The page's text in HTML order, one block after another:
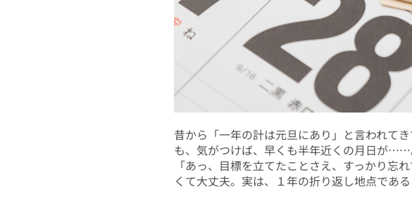
昔から「一年の計は元旦にあり」と言われて
も、気がつけば、早くも半年近くの月日が……
「あっ、目標を立てたことさえ、すっかり忘
くて大丈夫。実は、１年の折り返し地点であ